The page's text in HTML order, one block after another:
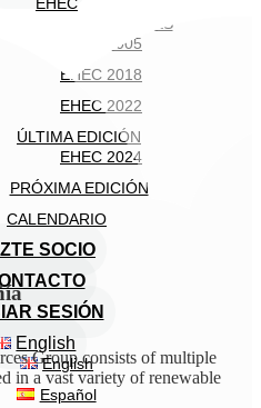
ANTERIORES
EHEC 2005
EHEC 2018
EHEC 2022
ÚLTIMA EDICIÓN
EHEC 2024
PRÓXIMA EDICIÓN
CALENDARIO
SOCIO
SESIÓN
English
English
Español
Group consists of multiple
in a vast variety of renewable